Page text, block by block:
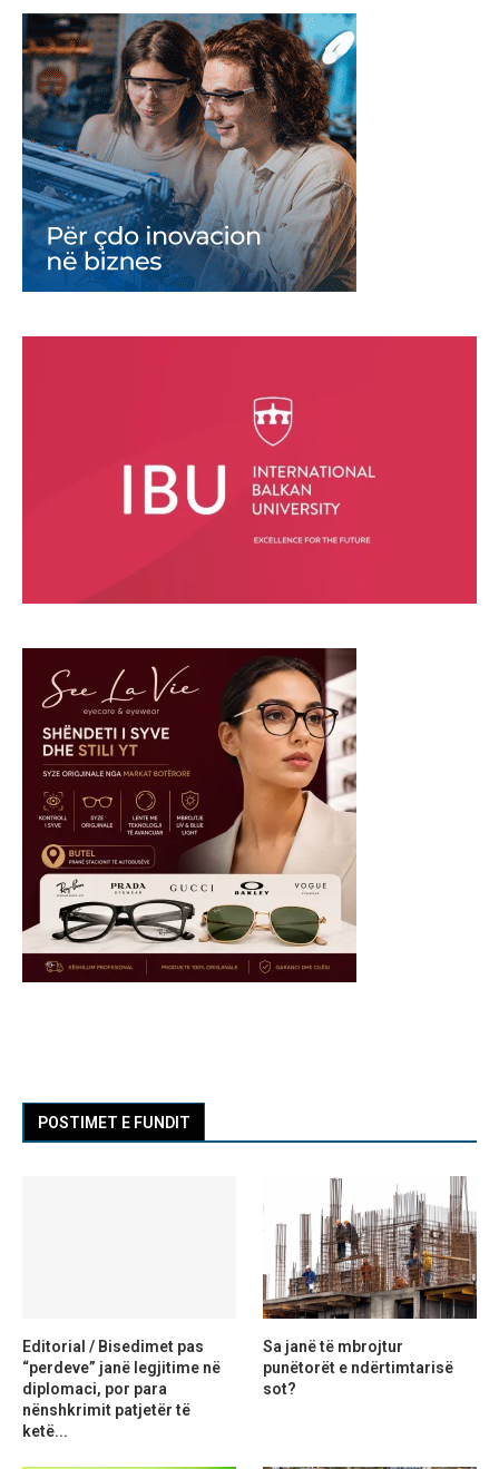
POSTIMET E FUNDIT
Editorial / Bisedimet pas
“perdeve” janë legjitime në
diplomaci, por para
nënshkrimit patjetër të
ketë...
Sa janë të mbrojtur
punëtorët e ndërtimtarisë
sot?